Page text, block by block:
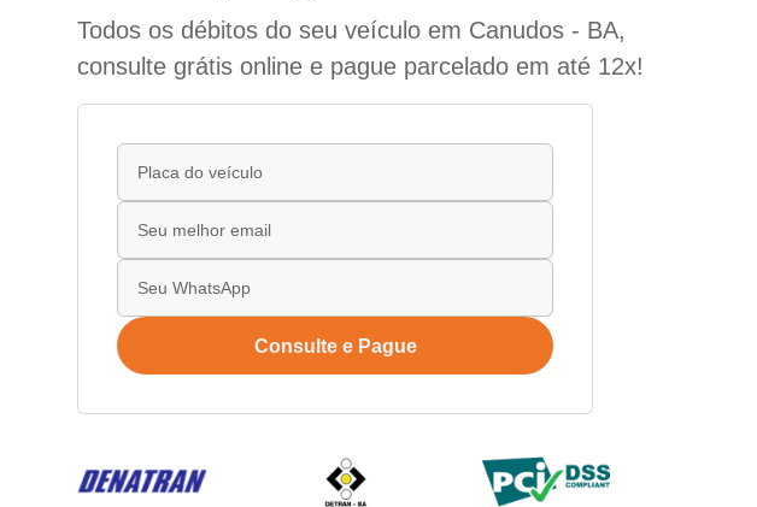
Todos os débitos do seu veículo em Canudos - BA,
consulte grátis online e pague parcelado em até 12x!
Consulte e Pague